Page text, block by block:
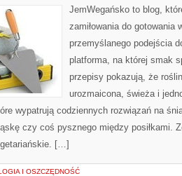
JemWegańsko to blog,
zamiłowania do gotowania
przemyślanego podejścia
platforma, na której smak
przepisy pokazują, że
urozmaicona, świeża i
wypatrują codziennych rozwiązań na
czy coś pysznego między posiłkami.
[…]
I OSZCZĘDNOŚĆ